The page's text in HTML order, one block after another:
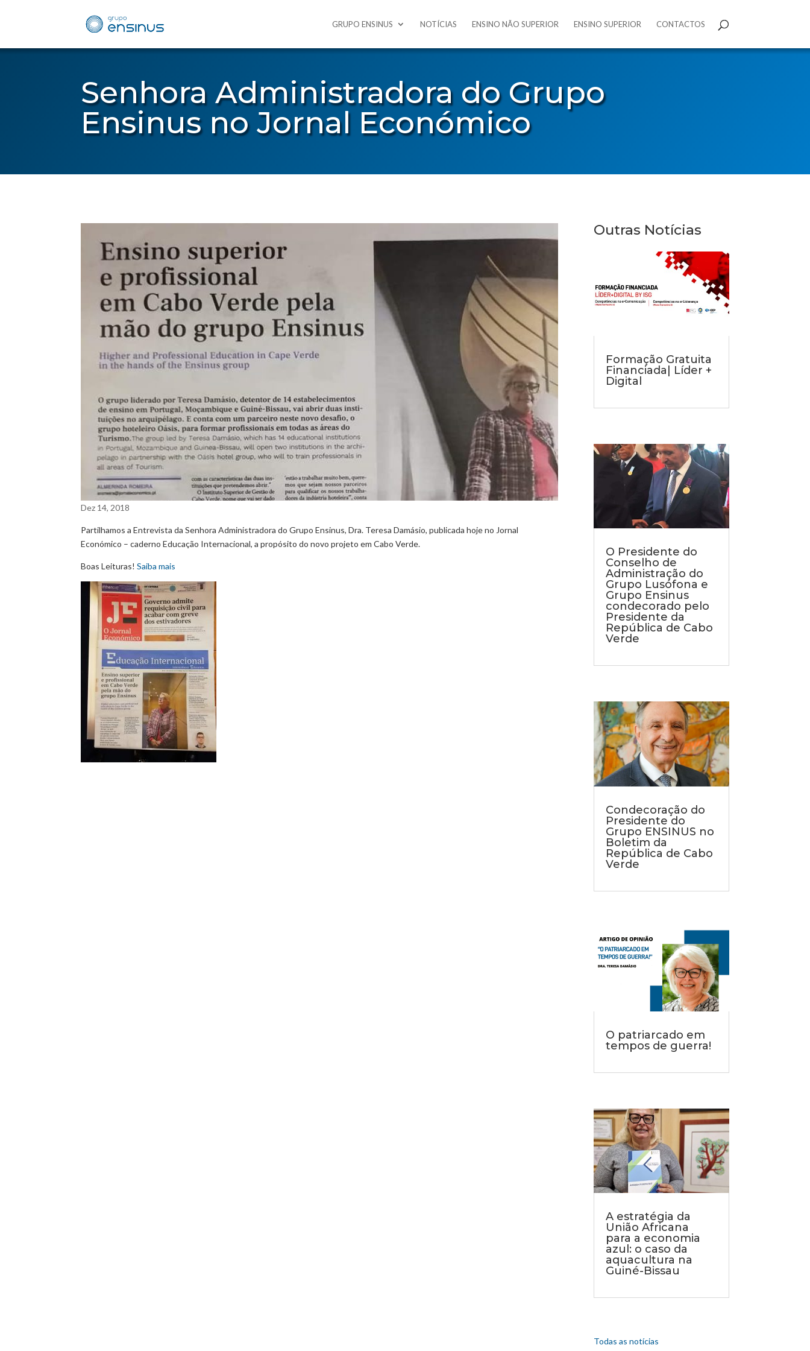
GRUPO ENSINUS NOTÍCIAS ENSINO NÃO SUPERIOR ENSINO SUPERIOR CONTACTOS
Senhora Administradora do Grupo
Ensinus no Jornal Económico
Dez 14, 2018
Partilhamos a Entrevista da Senhora Administradora do Grupo Ensinus, Dra. Teresa Damásio, publicada hoje no Jornal
Económico – caderno Educação Internacional, a propósito do novo projeto em Cabo Verde.
Boas Leituras!Saiba mais
Outras Notícias
Formação Gratuita
Financiada| Líder +
Digital
O Presidente do
Conselho de
Administração do
Grupo Lusófona e
Grupo Ensinus
condecorado pelo
Presidente da
República de Cabo
Verde
Condecoração do
Presidente do
Grupo ENSINUS no
Boletim da
República de Cabo
Verde
O patriarcado em
tempos de guerra!
A estratégia da
União Africana
para a economia
azul: o caso da
aquacultura na
Guiné-Bissau
Todas as notícias